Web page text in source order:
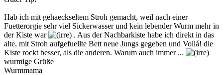
Hab ich mit gehaeckseltem Stroh gemacht, weil nach einer
Fuetterorgie sehr viel Sickerwasser und kein lebender Wurm mehr in
der Kiste war
. Aus der Nachbarkiste habe ich direkt in das
alte, mit Stroh aufgefuellte Bett neue Jungs gegeben und Voilá! die
Kiste rockt besser, als die anderen. Warum auch immer ...
wurmige Grüße
Wurmmama